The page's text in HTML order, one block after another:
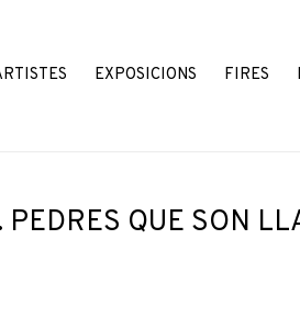
EXPOSICIONS FIRES
QUE SON